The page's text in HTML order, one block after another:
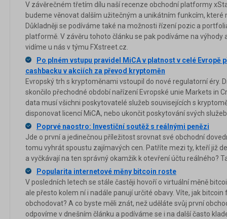
V závěrečném třetím dílu naší recenze obchodní platformy
budeme věnovat dalším užitečným a unikátním funkcím, které
Důkladněji se podíváme také na možnosti řízení pozic a
platformě. V závěru tohoto článku se pak podíváme na
vidíme u nás v týmu FXstreet.cz.
Po plném vstupu pravidel MiCA v platnost v celé Evropě
cashbacku v akciích za převod kryptoměn
Evropský trh s kryptoměnami vstoupil do nové regulatorní éry.
skončilo přechodné období nařízení Evropské unie Markets in
data musí všichni poskytovatelé služeb souvisejících s
disponovat licencí MiCA, nebo ukončit poskytování svých
Poprvé naostro: Investiční soutěž s reálnými penězi
Jde o první a jedinečnou příležitost srovnat své obchodní
tomu vyhrát spoustu zajímavých cen. Patříte mezi ty, kteří již
a vyčkávají na ten správný okamžik k otevření účtu reálného?
Popularita internetové měny bitcoin roste
V posledních letech se stále častěji hovoří o virtuální měně
ale přesto kolem ní i nadále panují určité obavy. Víte, jak
obchodovat? A co byste měli znát, než uděláte svůj první
odpovíme v dnešním článku a podíváme se i na další často